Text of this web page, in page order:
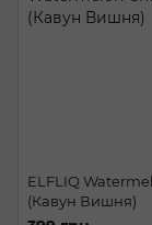
ELFLIQ
(Кавун Вишня)